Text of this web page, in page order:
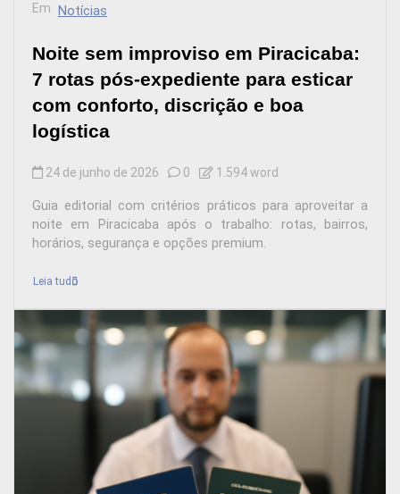
Em Notícias
Noite sem improviso em Piracicaba:
7 rotas pós-expediente para esticar
com conforto, discrição e boa
logística
24 de junho de 2026 0 1.594 word
Guia editorial com critérios práticos para aproveitar a
noite em Piracicaba após o trabalho: rotas, bairros,
horários, segurança e opções premium.
Leia tudo